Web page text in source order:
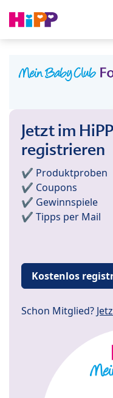
Jetzt im
registrieren
✔️ Produktproben
✔️ Coupons
✔️ Gewinnspiele
✔️ Tipps per Mail
Kostenlos
Schon Mitglied?